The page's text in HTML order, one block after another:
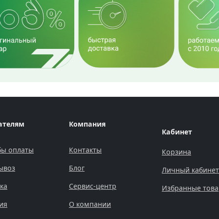
оплаты
Компания
Контакты
Блог
Сервис-центр
О компании
Кабинет
Корзина
Личный кабинет
Избранные